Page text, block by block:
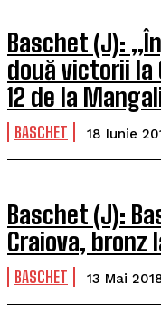
Baschet (J):
două victorii la
12 de la
BASCHET 18 Iunie
Baschet (J):
Craiova, bronz
BASCHET 13 Mai